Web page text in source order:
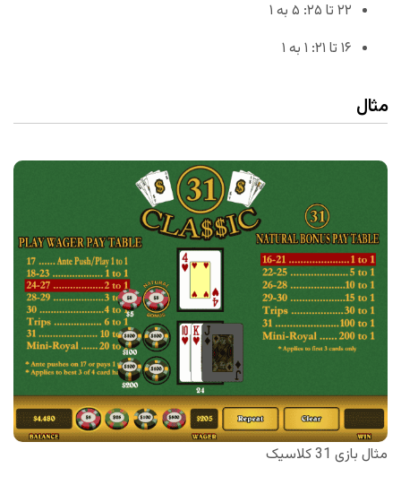
۲۲ تا ۲۵: ۵ به ۱
۱۶ تا ۲۱: ۱ به ۱
مثال
مثال بازی 31 کلاسیک